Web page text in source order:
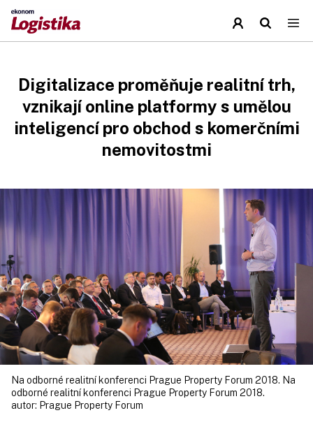
Digitalizace proměňuje realitní trh,
vznikají online platformy s umělou
inteligencí pro obchod s komerčními
nemovitostmi
Na odborné realitní konferenci Prague Property Forum 2018. Na
odborné realitní konferenci Prague Property Forum 2018.
autor: Prague Property Forum